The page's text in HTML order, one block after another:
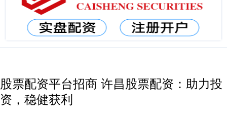
股票配资平台招商 许昌股票配资：助力投
资，稳健获利